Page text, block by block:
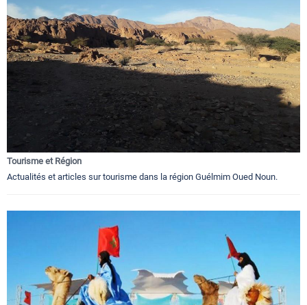
Tourisme et Région
Actualités et articles sur tourisme dans la région Guélmim Oued Noun.